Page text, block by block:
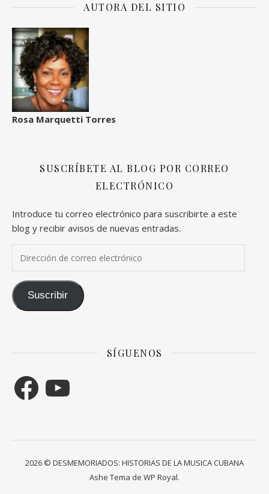
AUTORA DEL SITIO
Rosa Marquetti Torres
SUSCRÍBETE AL BLOG POR CORREO
ELECTRÓNICO
Introduce tu correo electrónico para suscribirte a este
blog y recibir avisos de nuevas entradas.
Suscribir
SÍGUENOS
Facebook
2026 © DESMEMORIADOS: HISTORIAS DE LA MUSICA CUBANA
Ashe Tema de WP Royal.